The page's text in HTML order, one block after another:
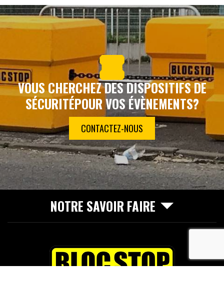
VOUS CHERCHEZ DES DISPOSITIFS DE
SÉCURITÉPOUR VOS ÉVÈNEMENTS?
CONTACTEZ-NOUS
NOTRE SAVOIR FAIRE